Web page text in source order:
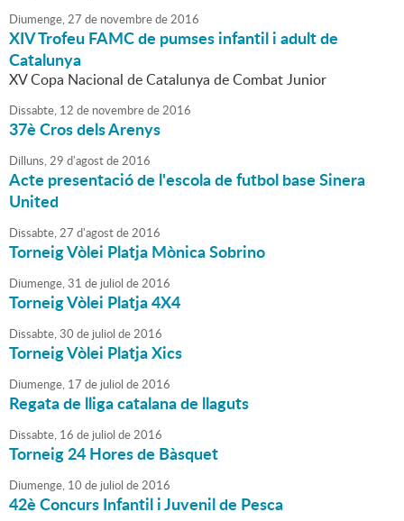
Diumenge,27 de novembrede2016
XIV Trofeu FAMC de pumses infantil i adult de
Catalunya
XV Copa Nacional de Catalunya de Combat Junior
Dissabte, 12 de novembrede2016
37è Cros dels Arenys
Dilluns,29 d'agostde2016
Acte presentació de l'escola de futbol base Sinera
United
Dissabte,27 d'agostde2016
Torneig Vòlei Platja Mònica Sobrino
Diumenge,31 de juliol de2016
Torneig Vòlei Platja 4X4
Dissabte,30 de juliol de2016
Torneig Vòlei Platja Xics
Diumenge, 17 de juliol de2016
Regata de lliga catalana de llaguts
Dissabte, 16 de juliol de2016
Torneig 24 Hores de Bàsquet
Diumenge, 10 de juliol de2016
42è Concurs Infantil i Juvenil de Pesca